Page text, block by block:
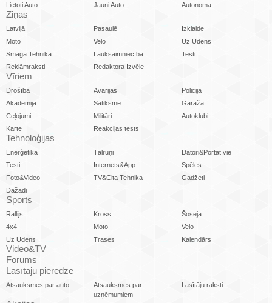
Lietoti Auto Jauni Auto Autonoma
Ziņas
Latvijā Pasaulē
Izklaide
Moto
Velo
Uz Ūdens
Smagā Tehnika
Lauksaimniecība
Testi
Reklāmraksti
Redaktora Izvēle
Vīriem
Drošība Avārijas
Policija
Akadēmija
Satiksme
Garāžā
Ceļojumi
Militāri
Autoklubi
Karte
Reakcijas tests
Tehnoloģijas
Enerģētika Tālruņi
Datori&Portatīvie
Testi
Internets&App
Spēles
Foto&Video
TV&Cita Tehnika
Gadžeti
Dažādi
Sports
Rallijs Kross
Šoseja
4x4
Moto
Velo
Uz Ūdens
Trases Kalendārs
Video&TV
Forums
Lasītāju pieredze
Atsauksmes par auto
Atsauksmes par
uzņēmumiem
Lasītāju raksti